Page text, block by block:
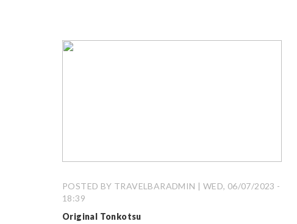
POSTED BY TRAVELBARADMIN | WED, 06/07/2023 -
18:39
Original Tonkotsu